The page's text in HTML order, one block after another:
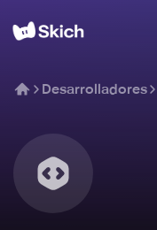
Desarrolladores